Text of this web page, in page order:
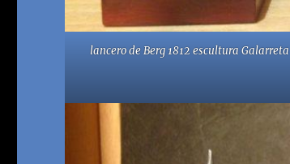
lancero de Berg 1812 escultura